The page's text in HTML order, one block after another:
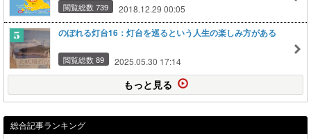
閲覧総数 739 2018.12.29 00:05
のぼれる灯台16：灯台を巡るという人生の楽しみ方がある
閲覧総数 89 2025.05.30 17:14
もっと見る
総合記事ランキング